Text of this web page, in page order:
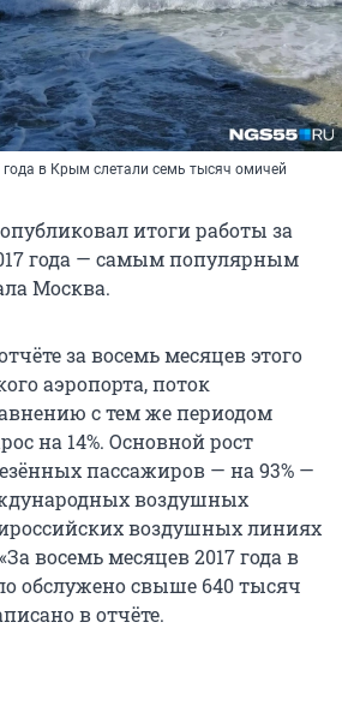
в Крым слетали семь тысяч омичей
итоги работы за
года — самым популярным
Москва.
за восемь месяцев этого
аэропорта, поток
с тем же периодом
на 14%. Основной рост
пассажиров — на 93% —
воздушных
воздушных линиях
восемь месяцев 2017 года в
обслужено свыше 640 тысяч
в отчёте.